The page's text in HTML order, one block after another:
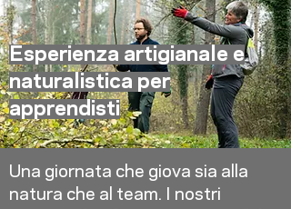
Esperienza artigianale e
naturalistica per
apprendisti
Una giornata che giova sia alla
natura che al team. I nostri